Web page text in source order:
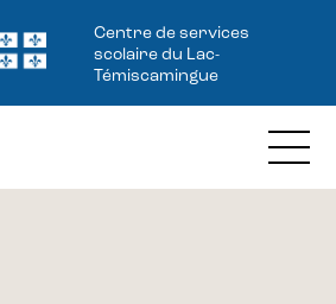
Centre de services
scolaire du Lac-
Témiscamingue